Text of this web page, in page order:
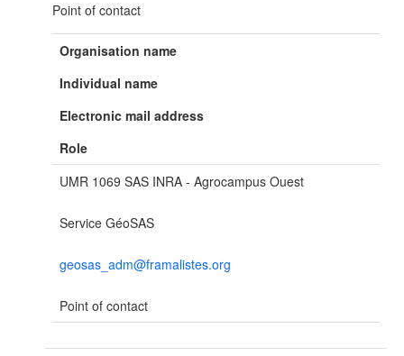
Point of contact
Organisation name
Individual name
Electronic mail address
Role
UMR 1069 SAS INRA - Agrocampus Ouest
Service GéoSAS
geosas_adm@framalistes.org
Point of contact